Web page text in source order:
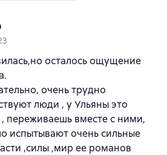
осталось ощущение
очень трудно
люди , у Ульяны это
переживаешь вместе с ними,
испытывают очень сильные
,силы ,мир ее романов